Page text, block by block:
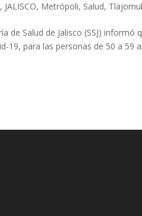
, JALISCO, Metrópoli, Salud,
de Salud de Jalisco (SSJ)
19, para las personas de 50 a 59